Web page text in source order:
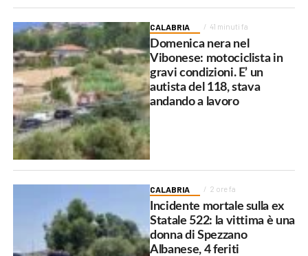
CALABRIA 41 minuti fa
Domenica nera nel
Vibonese: motociclista in
gravi condizioni. E’ un
autista del 118, stava
andando a lavoro
CALABRIA 2 ore fa
Incidente mortale sulla ex
Statale 522: la vittima è una
donna di Spezzano
Albanese, 4 feriti